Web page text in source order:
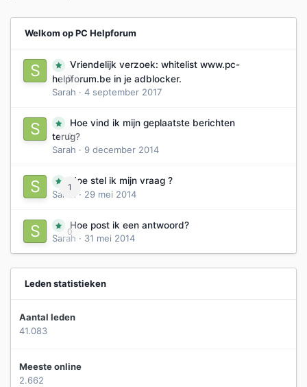
Welkom op PC Helpforum
0
Vriendelijk verzoek: whitelist www.pc-
helpforum.be in je adblocker.
Sarah · 4 september 2017
0
Hoe vind ik mijn geplaatste berichten
terug?
Sarah · 9 december 2014
1
Hoe stel ik mijn vraag ?
Sarah
· 29 mei 2014
0
Hoe post ik een antwoord?
Sarah · 31 mei 2014
Leden statistieken
Aantal leden
41.083
Meeste online
2.662